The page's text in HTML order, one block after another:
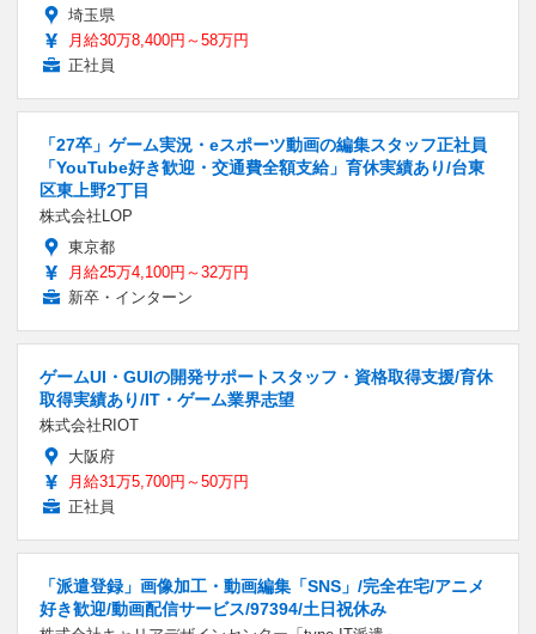
埼玉県
月給30万8,400円～58万円
正社員
「27卒」ゲーム実況・eスポーツ動画の編集スタッフ正社員
「YouTube好き歓迎・交通費全額支給」育休実績あり/台東
区東上野2丁目
株式会社LOP
東京都
月給25万4,100円～32万円
新卒・インターン
ゲームUI・GUIの開発サポートスタッフ・資格取得支援/育休
取得実績あり/IT・ゲーム業界志望
株式会社RIOT
大阪府
月給31万5,700円～50万円
正社員
「派遣登録」画像加工・動画編集「SNS」/完全在宅/アニメ
好き歓迎/動画配信サービス/97394/土日祝休み